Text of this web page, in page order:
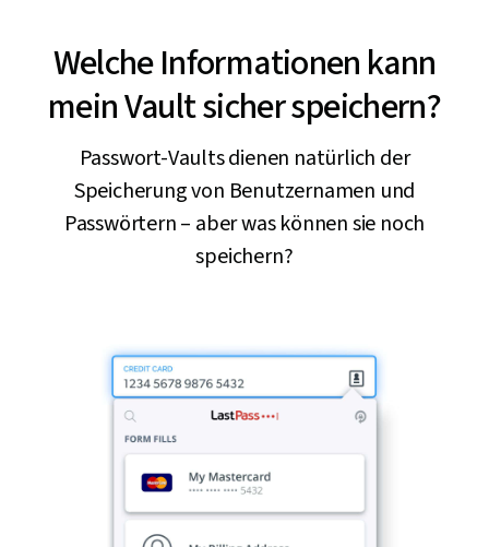
Welche Informationen kann
mein Vault sicher speichern?
Passwort-Vaults dienen natürlich der
Speicherung von Benutzernamen und
Passwörtern – aber was können sie noch
speichern?